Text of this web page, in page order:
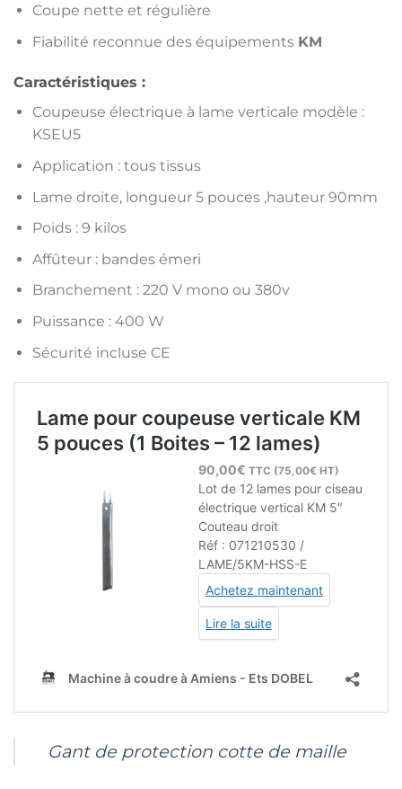
Coupe nette et régulière
Fiabilité reconnue des équipements KM
Caractéristiques :
Coupeuse électrique à lame verticale modèle :
KSEU5
Application : tous tissus
Lame droite, longueur 5 pouces ,hauteur 90mm
Poids : 9 kilos
Affûteur : bandes émeri
Branchement : 220 V mono ou 380v
Puissance : 400 W
Sécurité incluse CE
Gant de protection cotte de maille